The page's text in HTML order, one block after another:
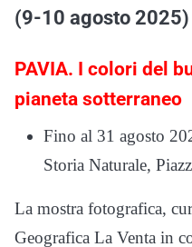
(9-10 agosto 2025)
PAVIA. I colori del
pianeta sotterraneo
Fino al 31 agosto
Storia Naturale,
La mostra fotografica,
Geografica La Venta in